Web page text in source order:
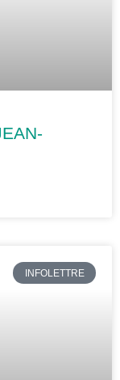
INFOLETTRE